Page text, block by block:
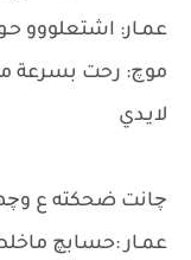
عمـار: اشتعلووو
موچ: رحت بسرعة
لايـدي
چانت ضحكته ع
عمـار :حسابچ